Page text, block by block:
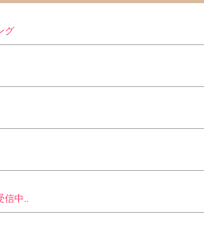
グ
信中..